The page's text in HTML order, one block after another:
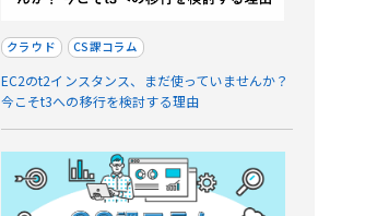
クラウド CS課コラム
EC2のt2インスタンス、まだ使っていませんか？
今こそt3への移行を検討する理由